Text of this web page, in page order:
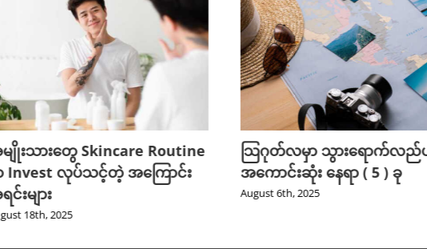
ျိုးသားတွေ Skincare Routine
Invest လုပ်သင့်တဲ့ အကြောင်း
င်းများ
18th, 2025
သြဂုတ်လမှာ သွားရောက်လ
အကောင်းဆုံး နေရာ ( 5 ) ခု
August 6th, 2025